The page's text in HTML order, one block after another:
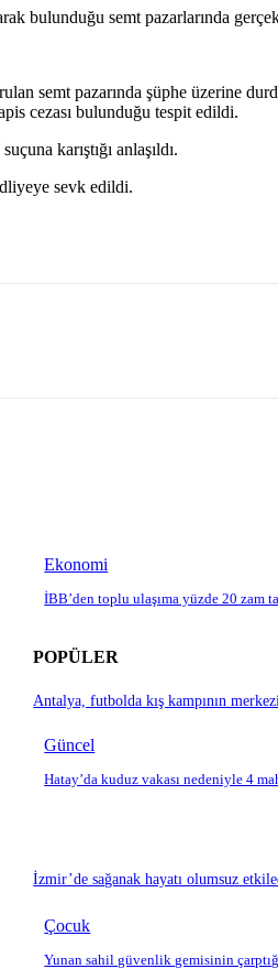
bulunduğu semt pazarlarında
semt pazarında şüphe üzerine
cezası bulunduğu tespit edildi.
karıştığı anlaşıldı.
sevk edildi.
Ekonomi
İBB’den toplu ulaşıma yüzde 20 zam
Güncel
Hatay’da kuduz vakası nedeniyle 4
Çocuk
Yunan sahil güvenlik gemisinin
POPÜLER
Antalya, futbolda kış kampının
İzmir’de sağanak hayatı olumsuz